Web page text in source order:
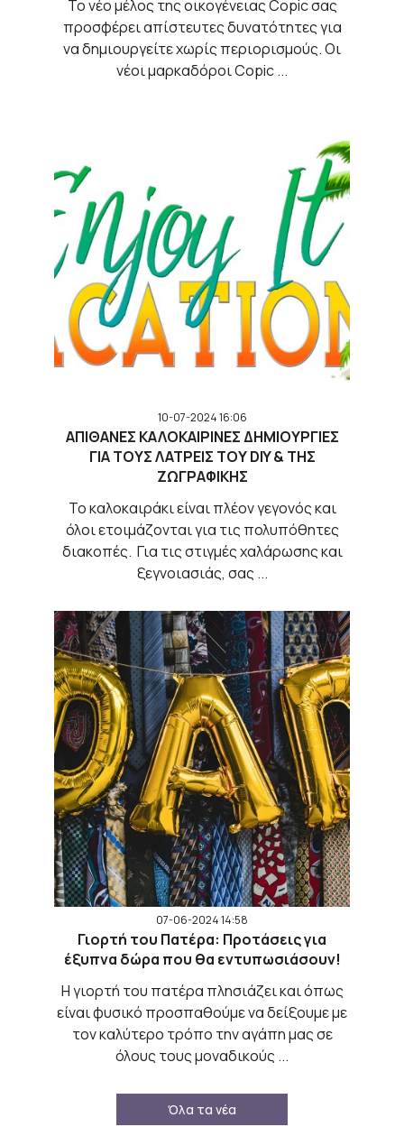
Το νέο μέλος της οικογένειας Copic σας
προσφέρει απίστευτες δυνατότητες για
να δημιουργείτε χωρίς περιορισμούς. Οι
νέοι μαρκαδόροι Copic ...
10-07-2024 16:06
ΑΠΙΘΑΝΕΣ ΚΑΛΟΚΑΙΡΙΝΕΣ ΔΗΜΙΟΥΡΓΙΕΣ
ΓΙΑ ΤΟΥΣ ΛΑΤΡΕΙΣ ΤΟΥ DIY & ΤΗΣ
ΖΩΓΡΑΦΙΚΗΣ
Το καλοκαιράκι είναι πλέον γεγονός και
όλοι ετοιμάζονται για τις πολυπόθητες
διακοπές. Για τις στιγμές χαλάρωσης και
ξεγνοιασιάς, σας ...
07-06-2024 14:58
Γιορτή του Πατέρα: Προτάσεις για
έξυπνα δώρα που θα εντυπωσιάσουν!
Η γιορτή του πατέρα πλησιάζει και όπως
είναι φυσικό προσπαθούμε να δείξουμε με
τον καλύτερο τρόπο την αγάπη μας σε
όλους τους μοναδικούς ...
Όλα τα νέα